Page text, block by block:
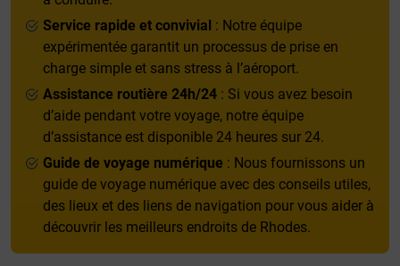
Service rapide et convivial : Notre équipe
expérimentée garantit un processus de prise en
charge simple et sans stress à l’aéroport.
Assistance routière 24h/24 : Si vous avez besoin
d’aide pendant votre voyage, notre équipe
d’assistance est disponible 24 heures sur 24.
Guide de voyage numérique : Nous fournissons un
guide de voyage numérique avec des conseils utiles,
des lieux et des liens de navigation pour vous aider à
découvrir les meilleurs endroits de Rhodes.